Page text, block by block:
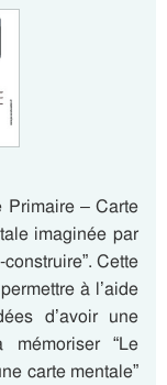
Primaire – Carte
imaginée par
Cette
à l’aide
d’avoir une
“Le
carte mentale”